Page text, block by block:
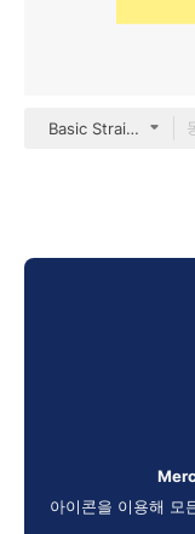
Basic Straight Flat
아이콘을 이용해 모